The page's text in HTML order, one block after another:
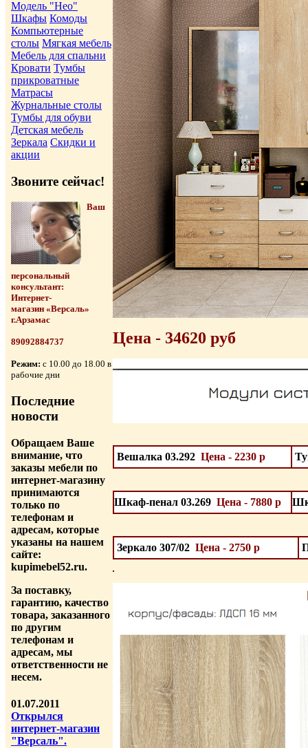
Модель "Нео"
Шкафы Комоды
Компьютерные
столы Мягкая мебель
Мебель для спальни
Кровати Тумбы
прикроватные
Матрасы
Журнальные столы
Тумбы для обуви
Детская мебель
Зеркала Скидки и
акции
Звоните сейчас!
Ваш
персональный
консультант:
Интернет-
магазин «Версаль»
г.Арзамас
89092884737
Режим: с 10.00 до 18.00 в
рабочие дни
Последние
новости
Обращаем Ваше
внимание, что
заказы мебели по
интернет-магазину
принимаются
только по
телефонам и
адресам, которые
указаны на нашем
сайте:
kupimebel52.ru.
За поставку,
гарантию, качество
товара, заказанного
по другим
телефонам и
адресам, мы
ответственности не
несем.
01.07.2011
Открылся
интернет-магазин
"Версаль".
Цена - 34620 руб
Вешалка 03.292 Цена - 2230 р
Шкаф-пенал 03.269 Цена - 7880 р
Зеркало 307/02 Цена - 2750 р